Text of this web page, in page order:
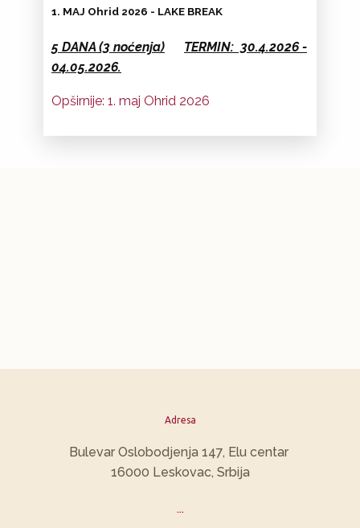
1. MAJ Ohrid 2026 - LAKE BREAK
5 DANA (3 noćenja)
TERMIN: 30.4.2026 -
04.05.2026.
Opširnije: 1. maj Ohrid 2026
Adresa
​Bulevar Oslobodjenja 147, Elu centar
16000 Leskovac, Srbija
...